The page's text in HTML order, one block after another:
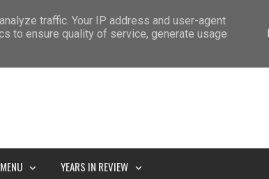
MENU YEARS IN REVIEW
traffic. Your IP address and user-agent
to ensure quality of service, generate usage